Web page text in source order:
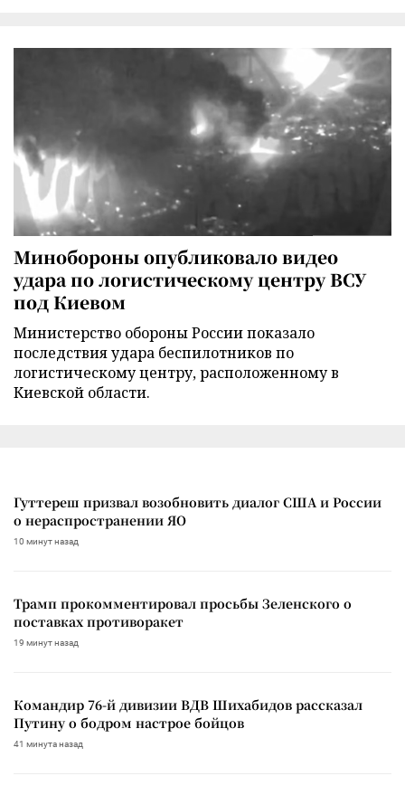
Минобороны опубликовало видео
удара по логистическому центру ВСУ
под Киевом
Министерство обороны России показало
последствия удара беспилотников по
логистическому центру, расположенному в
Киевской области.
Гуттереш призвал возобновить диалог США и России
о нераспространении ЯО
10 минут назад
Трамп прокомментировал просьбы Зеленского о
поставках противоракет
19 минут назад
Командир 76-й дивизии ВДВ Шихабидов рассказал
Путину о бодром настрое бойцов
41 минута назад